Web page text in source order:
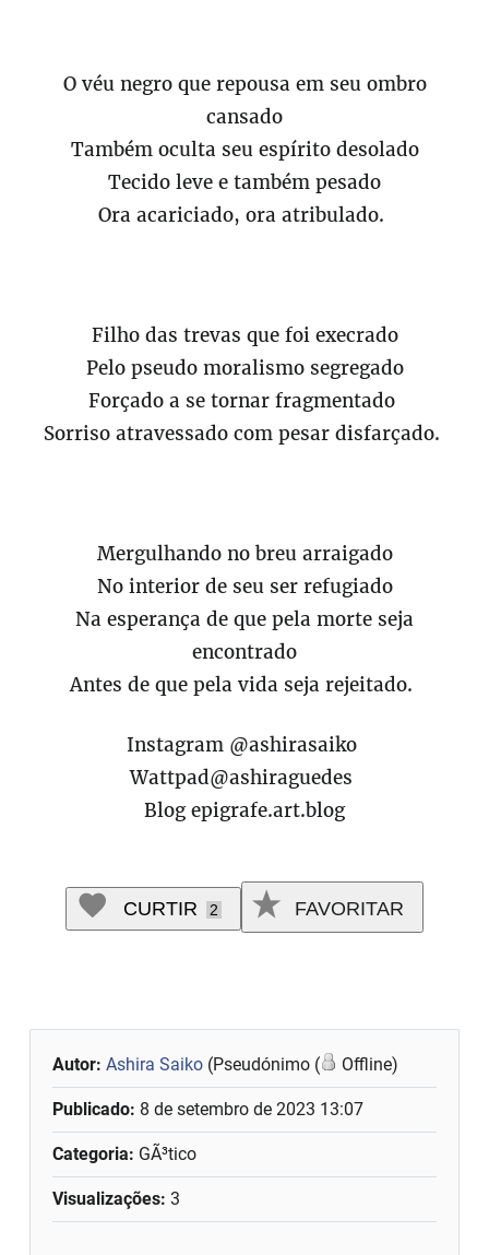
O véu negro que repousa em seu ombro
cansado
Também oculta seu espírito desolado
Tecido leve e também pesado
Ora acariciado, ora atribulado.
Filho das trevas que foi execrado
Pelo pseudo moralismo segregado
Forçado a se tornar fragmentado
Sorriso atravessado com pesar disfarçado.
Mergulhando no breu arraigado
No interior de seu ser refugiado
Na esperança de que pela morte seja
encontrado
Antes de que pela vida seja rejeitado.
Instagram @ashirasaiko
Wattpad@ashiraguedes
Blog epigrafe.art.blog
CURTIR 2 FAVORITAR
Autor:Ashira Saiko (Pseudónimo ( Offline)
Publicado: 8 de setembro de 2023 13:07
Categoria: GÃ³tico
Visualizações: 3